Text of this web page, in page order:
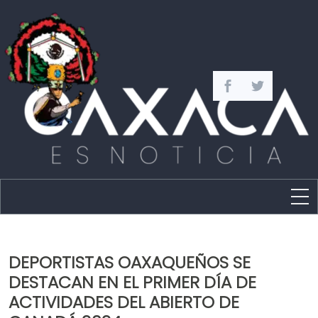
Capital
Policíaca
DEPORTISTAS OAXAQUEÑOS SE
DESTACAN EN EL PRIMER DÍA DE
ACTIVIDADES DEL ABIERTO DE